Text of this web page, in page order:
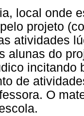
local onde
projeto
atividades
alunas do
incitando
de
O